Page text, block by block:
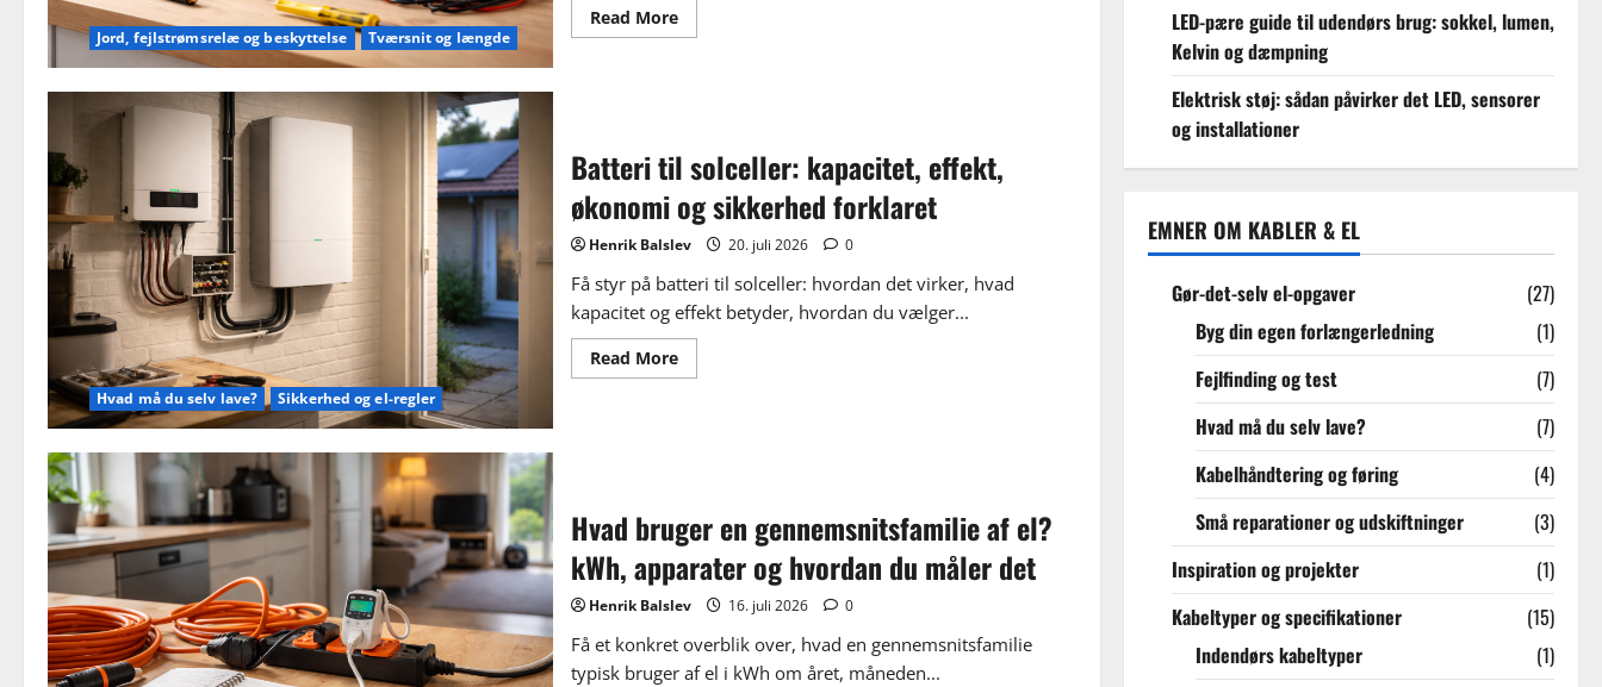
Jord, fejlstrømsrelæ og beskyttelse Tværsnit og længde
Read MoreRead
more
de
sikkerheden
i
din
installation
Hvad må du selv lave? Sikkerhed og el-regler
Batteri til solceller: kapacitet, effekt,
økonomi og sikkerhed forklaret
Henrik Balslev 20. juli 2026 0
Få styr på batteri til solceller: hvordan det virker, hvad
kapacitet og effekt betyder, hvordan du vælger...
Read MoreRead
more
sikkerhed
forklaret
Hvad bruger en gennemsnitsfamilie af el?
kWh, apparater og hvordan du måler det
Henrik Balslev 16. juli 2026 0
Få et konkret overblik over, hvad en gennemsnitsfamilie
typisk bruger af el i kWh om året, måneden...
LED-pære guide til udendørs brug: sokkel, lumen,
Kelvin og dæmpning
Elektrisk støj: sådan påvirker det LED, sensorer
og installationer
EMNER OM KABLER & EL
Gør-det-selv el-opgaver
(27)
Byg din egen forlængerledning
(1)
Fejlfinding og test
(7)
Hvad må du selv lave?
(7)
Kabelhåndtering og føring
(4)
Små reparationer og udskiftninger
(3)
Inspiration og projekter
(1)
Kabeltyper og specifikationer
(15)
Indendørs kabeltyper
(1)